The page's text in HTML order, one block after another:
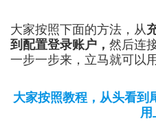
大家按照下面的方法，从
到配置登录账户， 然后连
一步一步来，立马就可以用
大家按照教程，从头看到